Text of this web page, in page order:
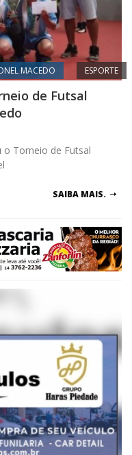
MACEDO ESPORTE
de Futsal
Torneio de Futsal
SAIBA MAIS.